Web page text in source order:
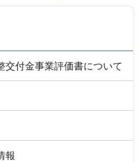
交付金事業評価書について
報